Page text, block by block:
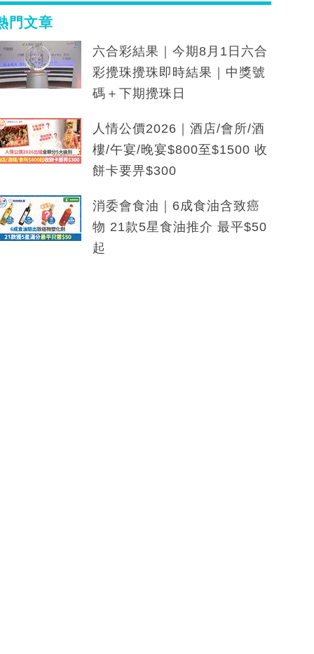
門文章
六合彩結果｜今期8月1日六合
彩攪珠攪珠即時結果｜中獎號
碼＋下期攪珠日
人情公價2026｜酒店/會所/酒
樓/午宴/晚宴$800至$1500 收
餅卡要畀$300
消委會食油｜6成食油含致癌
物 21款5星食油推介 最平$50
起